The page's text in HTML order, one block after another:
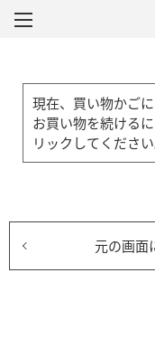
現在、買い物かご
お買い物を続ける
リックしてください
元の画面